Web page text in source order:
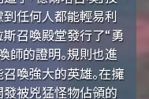
到任何人都能輕易利
斯召喚殿堂發行了“勇
師的證明。規則也進
喚強大的英雄。在擁
發被兇猛怪物佔領的